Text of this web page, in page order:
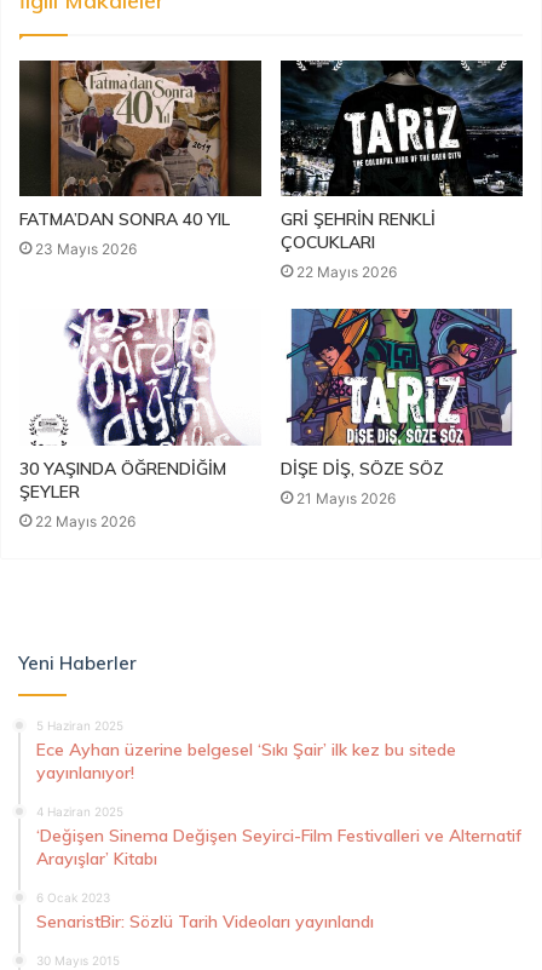
FATMA’DAN SONRA 40 YIL
23 Mayıs 2026
GRİ ŞEHRİN RENKLİ
ÇOCUKLARI
22 Mayıs 2026
30 YAŞINDA ÖĞRENDİĞİM
ŞEYLER
22 Mayıs 2026
DİŞE DİŞ, SÖZE SÖZ
21 Mayıs 2026
Yeni Haberler
5 Haziran 2025
Ece Ayhan üzerine belgesel ‘Sıkı Şair’ ilk kez bu sitede
yayınlanıyor!
4 Haziran 2025
‘Değişen Sinema Değişen Seyirci-Film Festivalleri ve Alternatif
Arayışlar’ Kitabı
6 Ocak 2023
SenaristBir: Sözlü Tarih Videoları yayınlandı
30 Mayıs 2015